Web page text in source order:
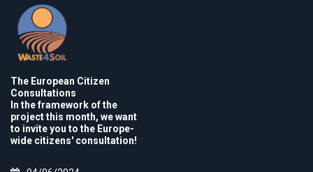
The European Citizen
Consultations
In the framework of the
project this month, we want
to invite you to the Europe-
wide citizens' consultation!